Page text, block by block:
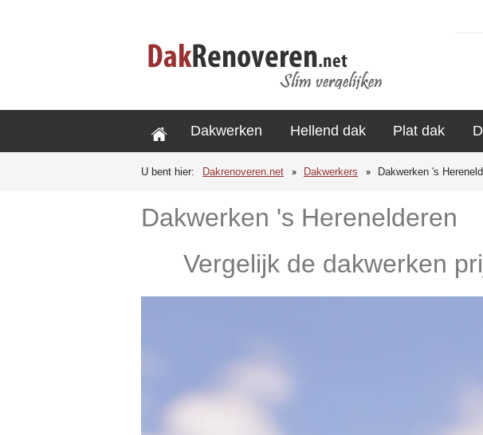
Dakwerken Hellend dak Plat dak
U bent hier: Dakrenoveren.net Dakwerkers Dakwerken 's
Dakwerken 's Herenelderen
Vergelijk de dakwerken